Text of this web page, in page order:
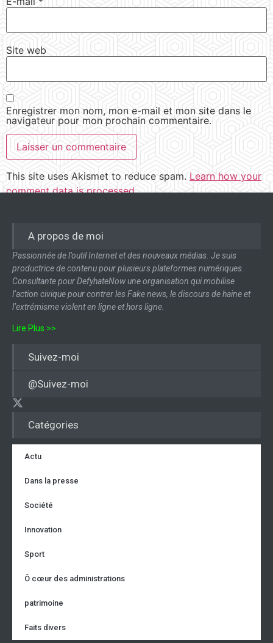
Site web
Enregistrer mon nom, mon e-mail et mon site dans le
navigateur pour mon prochain commentaire.
This site uses Akismet to reduce spam. Learn how your
comment data is processed.
Catégories
Actu
Dans la presse
Société
Innovation
Sport
Ô cœur des administrations
patrimoine
Faits divers
A propos de moi
Passionnée de l’outil Internet et des nouveaux médias. Je suis
productrice de contenu pour plusieurs plateformes numériques.
Consultante pour DefyhateNow une organisation qui mobilise
l’action civique pour contrer les Fake news, le discours de haine et
l’extrémisme violent en ligne et hors ligne.
Lire Plus >>
Suivez-moi
@Suivez-moi